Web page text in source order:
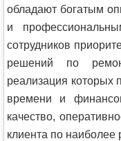
обладают богатым
и
сотрудников
решений по
реализация которых
времени и
качество,
клиента по